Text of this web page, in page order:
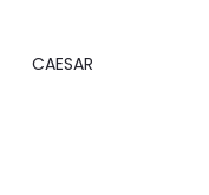
CAESAR